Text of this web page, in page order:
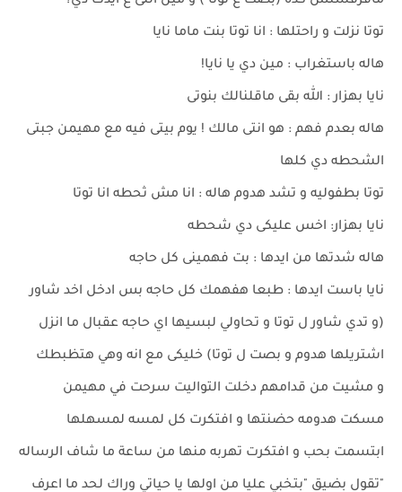
توتا نزلت و راحتلها : انا توتا بنت ماما نايا
هاله باستغراب : مين دي يا نايا!
نايا بهزار : الله بقى ماقلنالك بنوتى
هاله بعدم فهم : هو انتى مالك ! يوم بيتى فيه مع مهيمن جبتى
الشحطه دي كلها
توتا بطفوليه و تشد هدوم هاله : انا مش ثحطه انا توتا
نايا بهزار: اخس عليكى دي شحطه
هاله شدتها من ايدها : بت فهمينى كل حاجه
نايا باست ايدها : طبعا هفهمك كل حاجه بس ادخل اخد شاور
(و تدي شاور ل توتا و تحاولي لبسيها اي حاجه عقبال ما انزل
اشتريلها هدوم و بصت ل توتا) خليكى مع انه وهي هتظبطك
و مشيت من قدامهم دخلت التواليت سرحت في مهيمن
مسكت هدومه حضنتها و افتكرت كل لمسه لمسهلها
ابتسمت بحب و افتكرت تهربه منها من ساعة ما شاف الرساله
"تقول بضيق "بتخبي عليا من اولها يا حياتي وراك لحد ما اعرف